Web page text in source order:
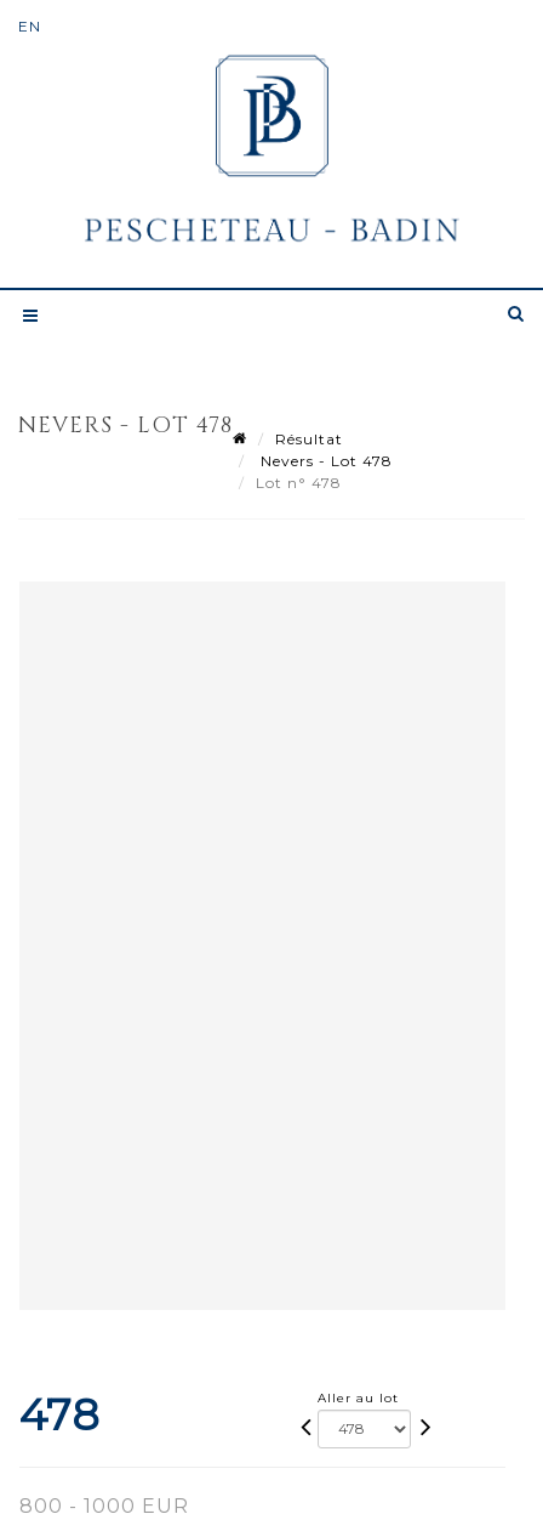
NEVERS - LOT 478
Résultat
Nevers - Lot 478
Lot n° 478
478 Aller au lot
800 - 1000 EUR